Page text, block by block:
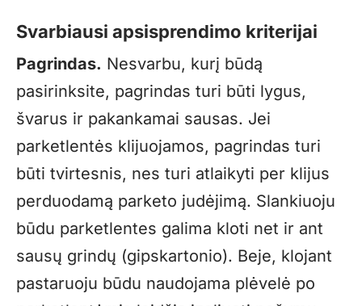
Svarbiausi apsisprendimo kriterijai
Pagrindas. Nesvarbu, kurį būdą
pasirinksite, pagrindas turi būti lygus,
švarus ir pakankamai sausas. Jei
parketlentės klijuojamos, pagrindas turi
būti tvirtesnis, nes turi atlaikyti per klijus
perduodamą parketo judėjimą. Slankiuoju
būdu parketlentes galima kloti net ir ant
sausų grindų (gipskartonio). Beje, klojant
pastaruoju būdu naudojama plėvelė po